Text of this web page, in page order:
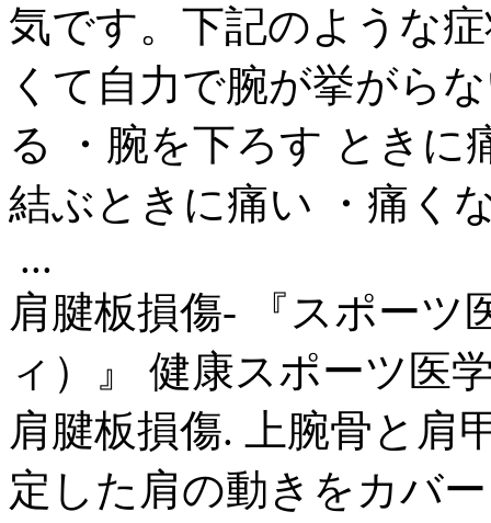
気です。下記のような
くて自力で腕が挙がら
る ・腕を下ろす ときに
結ぶときに痛い ・痛く
...
肩腱板損傷- 『スポーツ
ィ）』 健康スポーツ医
肩腱板損傷. 上腕骨と肩
定した肩の動きをカバ